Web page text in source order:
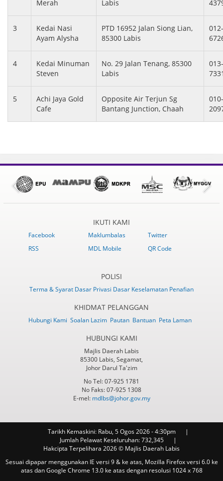
Merah
Labis
3
Kedai Nasi
Ayam Alysha
PTD 16952 Jalan Siong Lian,
85300 Labis
012-
4
Kedai Minuman
Steven
No. 29 Jalan Tenang, 85300
Labis
013-
5
Achi Jaya Gold
Cafe
Opposite Air Terjun Sg
Bantang Junction, Chaah
010-
IKUTI KAMI
Facebook Maklumbalas
Twitter
RSS
MDL Mobile QR Code
POLISI
Terma & Syarat Dasar Privasi Dasar Keselamatan Penafian
KHIDMAT PELANGGAN
Hubungi Kami Soalan Lazim Pautan Bantuan Peta Laman
HUBUNGI KAMI
Majlis Daerah Labis
85300 Labis, Segamat,
Johor Darul Ta'zim
No Tel: 07-925 1781
No Faks: 07-925 1308
E-mel: mdlbs@johor.gov.my
Tarikh Kemaskini: Rabu, 5 Ogos 2026 - 4:30pm
Jumlah Pelawat Keseluruhan:732,345
Hakcipta Terpelihara 2026 © Majlis Daerah Labis
Sesuai dipapar menggunakan IE versi 9 & ke atas, Mozilla Firefox versi 6.0 ke
atas dan Google Chrome 13.0 ke atas dengan resolusi 1024 x 768